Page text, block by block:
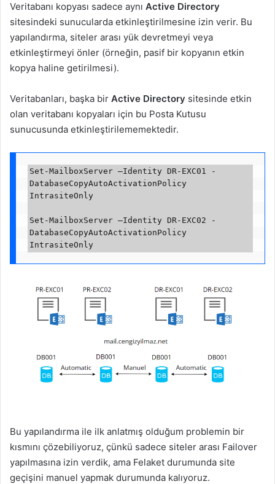
Veritabanı kopyası sadece aynı Active Directory
sitesindeki sunucularda etkinleştirilmesine izin verir. Bu
yapılandırma, siteler arası yük devretmeyi veya
etkinleştirmeyi önler (örneğin, pasif bir kopyanın etkin
kopya haline getirilmesi).
Veritabanları, başka bir Active Directory sitesinde etkin
olan veritabanı kopyaları için bu Posta Kutusu
sunucusunda etkinleştirilememektedir.
Set-MailboxServer –Identity DR-EXC01 -
DatabaseCopyAutoActivationPolicy
IntrasiteOnly
Set-MailboxServer –Identity DR-EXC02 -
DatabaseCopyAutoActivationPolicy
IntrasiteOnly
Bu yapılandırma ile ilk anlatmış olduğum problemin bir
kısmını çözebiliyoruz, çünkü sadece siteler arası Failover
yapılmasına izin verdik, ama Felaket durumunda site
geçişini manuel yapmak durumunda kalıyoruz.